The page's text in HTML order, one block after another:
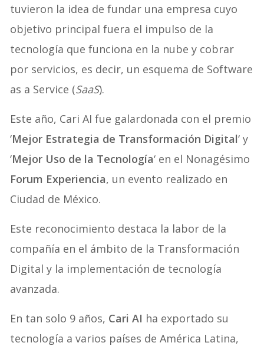
tuvieron la idea de fundar una empresa cuyo
objetivo principal fuera el impulso de la
tecnología que funciona en la nube y cobrar
por servicios, es decir, un esquema de Software
as a Service (SaaS).
Este año, Cari AI fue galardonada con el premio
‘Mejor Estrategia de Transformación Digital‘ y
‘Mejor Uso de la Tecnología‘ en el Nonagésimo
Forum Experiencia, un evento realizado en
Ciudad de México.
Este reconocimiento destaca la labor de la
compañía en el ámbito de la Transformación
Digital y la implementación de tecnología
avanzada.
En tan solo 9 años, Cari AI ha exportado su
tecnología a varios países de América Latina,